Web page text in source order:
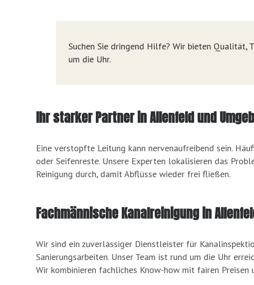
Suchen Sie dringend Hilfe? Wir bieten Qualität,
um die Uhr.
Ihr starker Partner in Allenfeld und
Eine verstopfte Leitung kann nervenaufreibend sein.
oder Seifenreste. Unsere Experten lokalisieren das
Reinigung durch, damit Abflüsse wieder frei fließen.
Fachmännische Kanalreinigung in
Wir sind ein zuverlässiger Dienstleister für
Sanierungsarbeiten. Unser Team ist rund um die Uhr
Wir kombinieren fachliches Know-how mit fairen